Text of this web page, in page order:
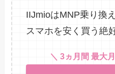
IIJmioはMNP乗り換
スマホを安く買う絶
＼ 3ヵ月間 最大